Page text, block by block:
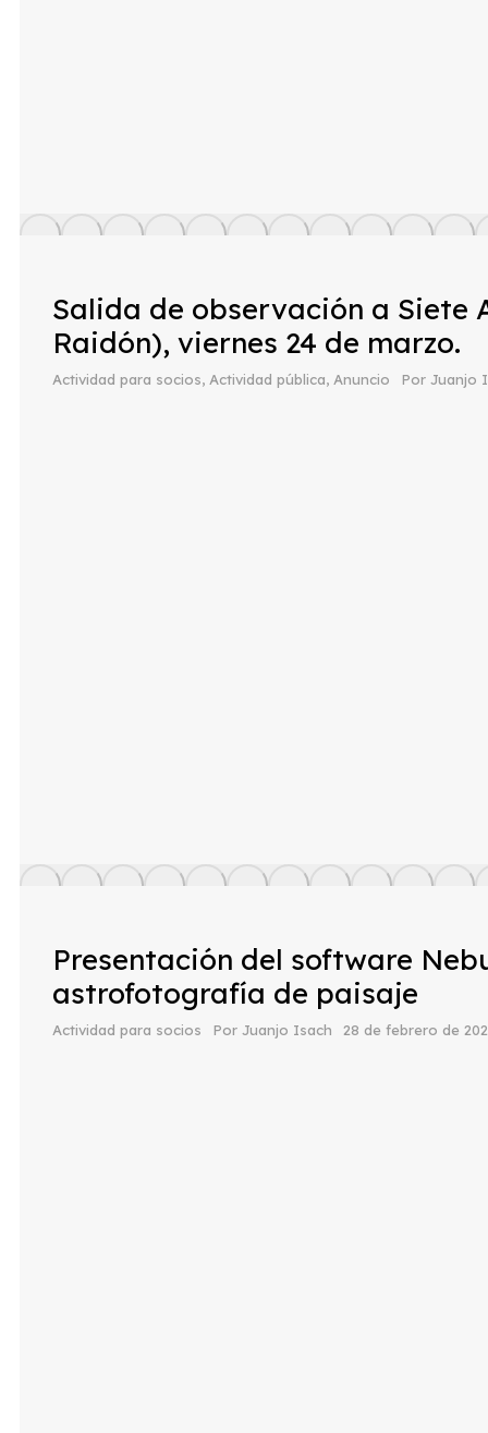
Salida de observación a Siete
Raidón), viernes 24 de marzo.
Actividad para socios, Actividad pública, Anuncio Por Juanjo
Presentación del software
astrofotografía de paisaje
Actividad para socios Por Juanjo Isach 28 de febrero de